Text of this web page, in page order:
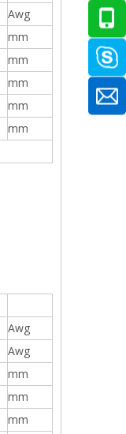
Awg
mm
mm
mm
mm
mm
Awg
Awg
mm
mm
mm